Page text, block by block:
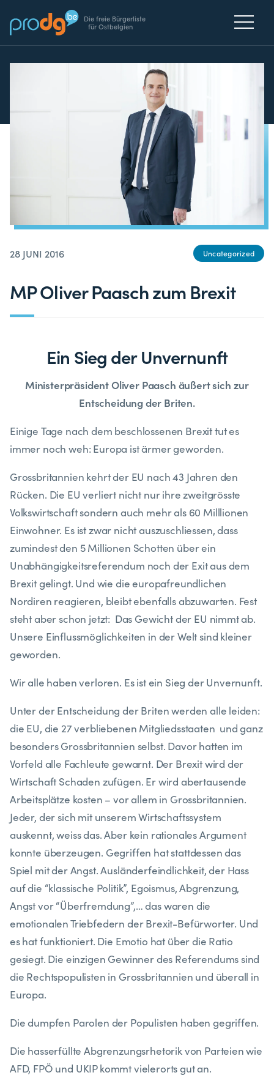
Die freie Bürgerliste
für Ostbelgien
28 JUNI 2016 Uncategorized
MP Oliver Paasch zum Brexit
Ein Sieg der Unvernunft
Ministerpräsident Oliver Paasch äußert sich zur
Entscheidung der Briten.
Einige Tage nach dem beschlossenen Brexit tut es
immer noch weh: Europa ist ärmer geworden.
Grossbritannien kehrt der EU nach 43 Jahren den
Rücken. Die EU verliert nicht nur ihre zweitgrösste
Volkswirtschaft sondern auch mehr als 60 Milllionen
Einwohner. Es ist zwar nicht auszuschliessen, dass
zumindest den 5 Millionen Schotten über ein
Unabhängigkeitsreferendum noch der Exit aus dem
Brexit gelingt. Und wie die europafreundlichen
Nordiren reagieren, bleibt ebenfalls abzuwarten. Fest
steht aber schon jetzt: Das Gewicht der EU nimmt ab.
Unsere Einflussmöglichkeiten in der Welt sind kleiner
geworden.
Wir alle haben verloren. Es ist ein Sieg der Unvernunft.
Unter der Entscheidung der Briten werden alle leiden:
die EU, die 27 verbliebenen Mitgliedsstaaten und ganz
besonders Grossbritannien selbst. Davor hatten im
Vorfeld alle Fachleute gewarnt. Der Brexit wird der
Wirtschaft Schaden zufügen. Er wird abertausende
Arbeitsplätze kosten – vor allem in Grossbritannien.
Jeder, der sich mit unserem Wirtschaftssystem
auskennt, weiss das. Aber kein rationales Argument
konnte überzeugen. Gegriffen hat stattdessen das
Spiel mit der Angst. Ausländerfeindlichkeit, der Hass
auf die “klassische Politik”, Egoismus, Abgrenzung,
Angst vor “Überfremdung”,… das waren die
emotionalen Triebfedern der Brexit-Befürworter. Und
es hat funktioniert. Die Emotio hat über die Ratio
gesiegt. Die einzigen Gewinner des Referendums sind
die Rechtspopulisten in Grossbritannien und überall in
Europa.
Die dumpfen Parolen der Populisten haben gegriffen.
Die hasserfüllte Abgrenzungsrhetorik von Parteien wie
AFD, FPÖ und UKIP kommt vielerorts gut an.